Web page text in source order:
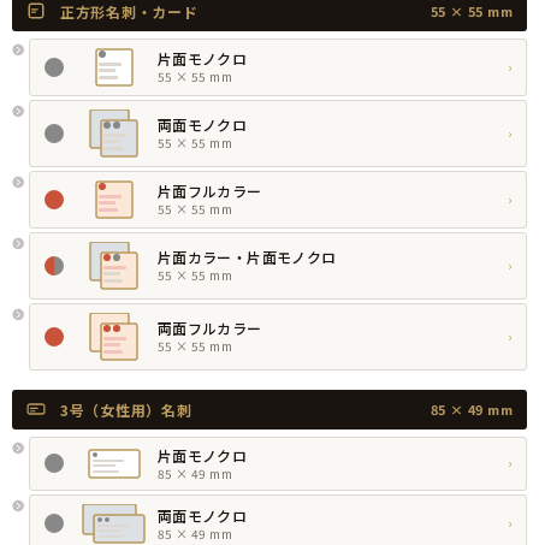
正方形名刺・カード 55 × 55 mm
片面モノクロ
55 × 55 mm
›
両面モノクロ
55 × 55 mm
›
片面フルカラー
55 × 55 mm
›
片面カラー・片面モノクロ
55 × 55 mm
›
両面フルカラー
55 × 55 mm
›
3号（女性用）名刺 85 × 49 mm
片面モノクロ
85 × 49 mm
›
両面モノクロ
85 × 49 mm
›